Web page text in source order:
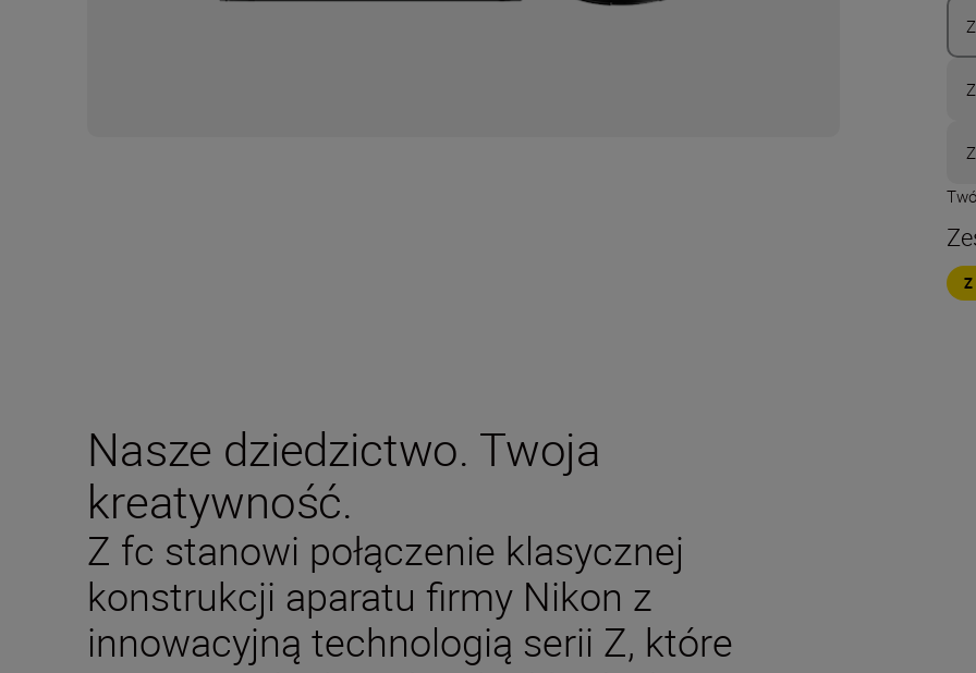
Nasze dziedzictwo. Twoja
kreatywność.
Z fc stanowi połączenie klasycznej
konstrukcji aparatu firmy Nikon z
innowacyjną technologią serii Z, które